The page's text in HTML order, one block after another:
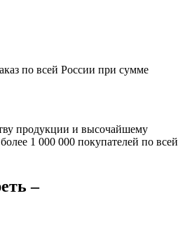
по всей России при сумме
продукции и высочайшему
1 000 000 покупателей по всей
–